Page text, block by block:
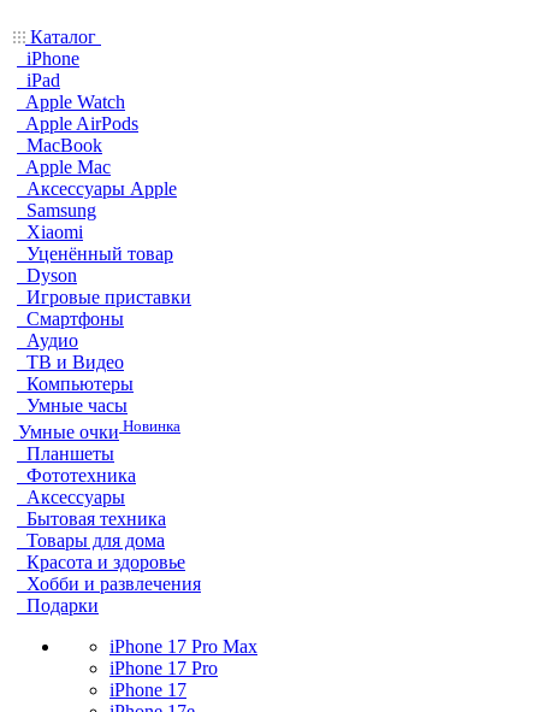
Каталог
iPhone
iPad
Apple Watch
Apple AirPods
MacBook
Apple Mac
Аксессуары Apple
Samsung
Xiaomi
Уценённый товар
Dyson
Игровые приставки
Смартфоны
Аудио
ТВ и Видео
Компьютеры
Умные часы
Умные очки Новинка
Планшеты
Фототехника
Аксессуары
Бытовая техника
Товары для дома
Красота и здоровье
Хобби и развлечения
Подарки
iPhone 17 Pro Max
iPhone 17 Pro
iPhone 17